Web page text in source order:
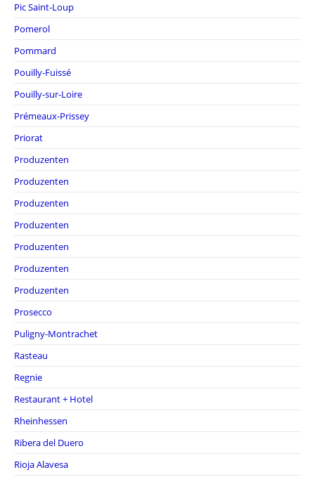
Pic Saint-Loup
Pomerol
Pommard
Pouilly-Fuissé
Pouilly-sur-Loire
Prémeaux-Prissey
Priorat
Produzenten
Produzenten
Produzenten
Produzenten
Produzenten
Produzenten
Produzenten
Prosecco
Puligny-Montrachet
Rasteau
Regnie
Restaurant + Hotel
Rheinhessen
Ribera del Duero
Rioja Alavesa